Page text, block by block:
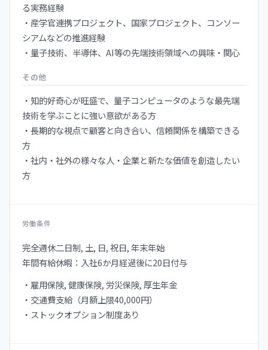
る実務経験
・産学官連携プロジェクト、国家プロジェクト、コンソー
シアムなどの推進経験
・量子技術、半導体、AI等の先端技術領域への興味・関心
その他
・知的好奇心が旺盛で、量子コンピュータのような最先端
技術を学ぶことに強い意欲がある方
・長期的な視点で顧客と向き合い、信頼関係を構築できる
方
・社内・社外の様々な人・企業と新たな価値を創造したい
方
労働条件
完全週休二日制, 土, 日, 祝日, 年末年始
年間有給休暇：入社6か月経過後に20日付与
・雇用保険, 健康保険, 労災保険, 厚生年金
・交通費支給（月額上限40,000円）
・ストックオプション制度あり